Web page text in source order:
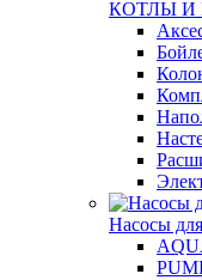
КОТЛЫ И
Насосы